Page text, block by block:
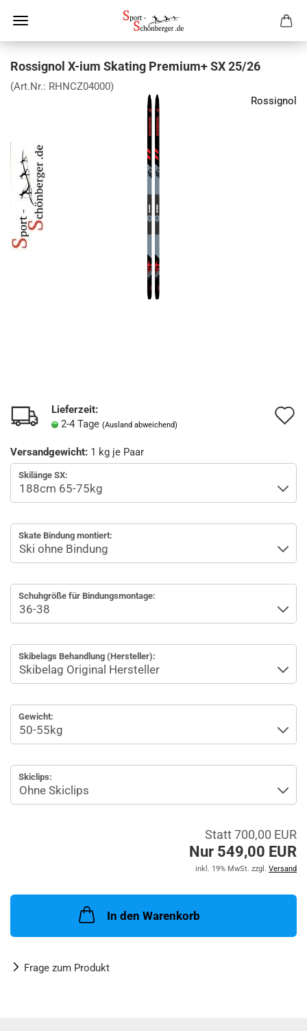
Rossignol X-ium Skating Premium+ SX 25/26
(Art.Nr.: RHNCZ04000)
Rossignol
Lieferzeit:
2-4 Tage (Ausland abweichend)
Versandgewicht: 1 kg je Paar
Skilänge SX:
Skate Bindung montiert:
Schuhgröße für Bindungsmontage:
Skibelags Behandlung (Hersteller):
Gewicht:
Skiclips:
Statt 700,00 EUR
Nur 549,00 EUR
inkl. 19% MwSt. zzgl. Versand
In den Warenkorb
Frage zum Produkt